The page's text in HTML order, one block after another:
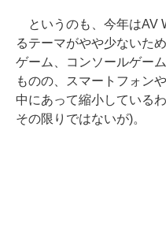
というのも、今年はAV
るテーマがやや少ないた
ゲーム、コンソールゲー
ものの、スマートフォン
中にあって縮小している
その限りではないが)。